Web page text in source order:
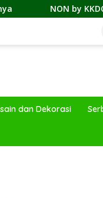
Kafe Bergaya
dan Dekorasi